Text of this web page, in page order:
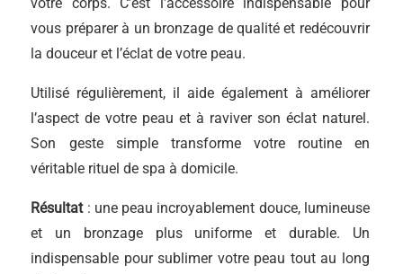
votre corps. C’est l’accessoire indispensable pour
vous préparer à un bronzage de qualité et redécouvrir
la douceur et l’éclat de votre peau.
Utilisé régulièrement, il aide également à améliorer
l’aspect de votre peau et à raviver son éclat naturel.
Son geste simple transforme votre routine en
véritable rituel de spa à domicile.
Résultat: une peau incroyablement douce, lumineuse
et un bronzage plus uniforme et durable. Un
indispensable pour sublimer votre peau tout au long